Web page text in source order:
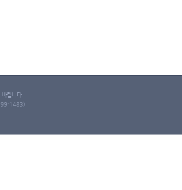
랍니다.
1483)